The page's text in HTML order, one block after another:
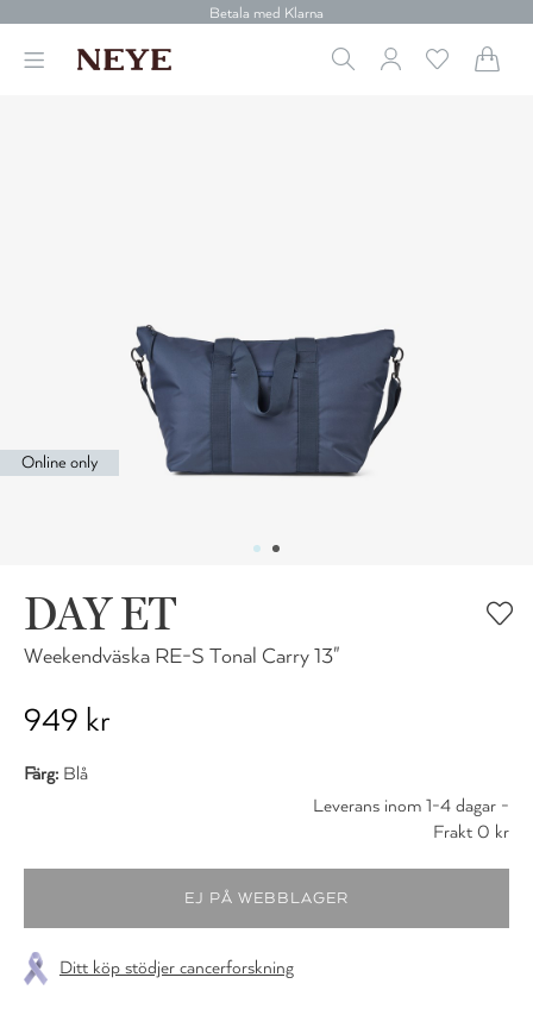
30 dagars retur
Betala med Klarna
Leverans 1-4 arbetsdagar
Online only
DAY ET
Weekendväska RE-S Tonal Carry 13"
949 kr
Färg: Blå
Leverans inom 1-4 dagar -
Frakt 0 kr
Ditt köp stödjer cancerforskning